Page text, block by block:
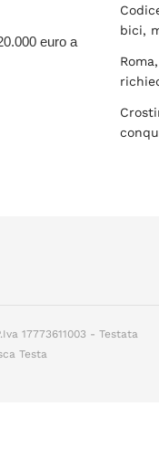
euro a
bici,
17773611003 - Testata
Testa